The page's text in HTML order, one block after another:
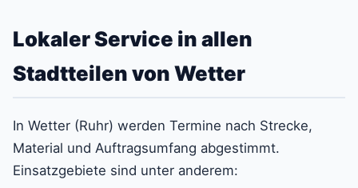
Lokaler Service in allen
Stadtteilen von Wetter
In Wetter (Ruhr) werden Termine nach Strecke,
Material und Auftragsumfang abgestimmt.
Einsatzgebiete sind unter anderem: